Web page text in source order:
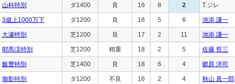
山科特別 ダ1400 良 16 8 2 T.ジレ
3歳上1000万下 ダ1200 良 16 5 6 池添 謙一
大濠特別 芝1200 良 17 2 11 池添 謙一
耶馬渓特別 芝1200 稍重 18 2 5 佐藤 哲三
飯豊特別 芝1400 良 18 6 4 郷原 洋司
御影特別 ダ1200 不良 16 2 4 秋山 真一郎